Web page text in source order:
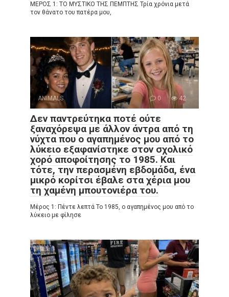
ΜΕΡΟΣ 1: ΤΟ ΜΥΣΤΙΚΟ ΤΗΣ ΠΕΜΠΤΗΣ Τρία χρόνια μετά
τον θάνατο του πατέρα μου,
ANIMALS 0 42
Δεν παντρεύτηκα ποτέ ούτε
ξαναχόρεψα με άλλον άντρα από τη
νύχτα που ο αγαπημένος μου από το
λύκειο εξαφανίστηκε στον σχολικό
χορό αποφοίτησης το 1985. Και
τότε, την περασμένη εβδομάδα, ένα
μικρό κορίτσι έβαλε στα χέρια μου
τη χαμένη μπουτονιέρα του.
Μέρος 1: Πέντε λεπτά Το 1985, ο αγαπημένος μου από το
λύκειο με φίλησε